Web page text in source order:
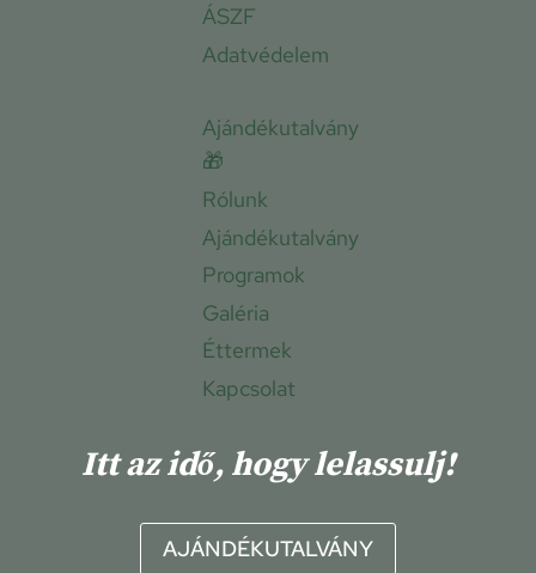
ÁSZF
Adatvédelem
Ajándékutalvány
🎁
Rólunk
Ajándékutalvány
Programok
Galéria
Éttermek
Kapcsolat
Itt az idő, hogy lelassulj!
AJÁNDÉKUTALVÁNY